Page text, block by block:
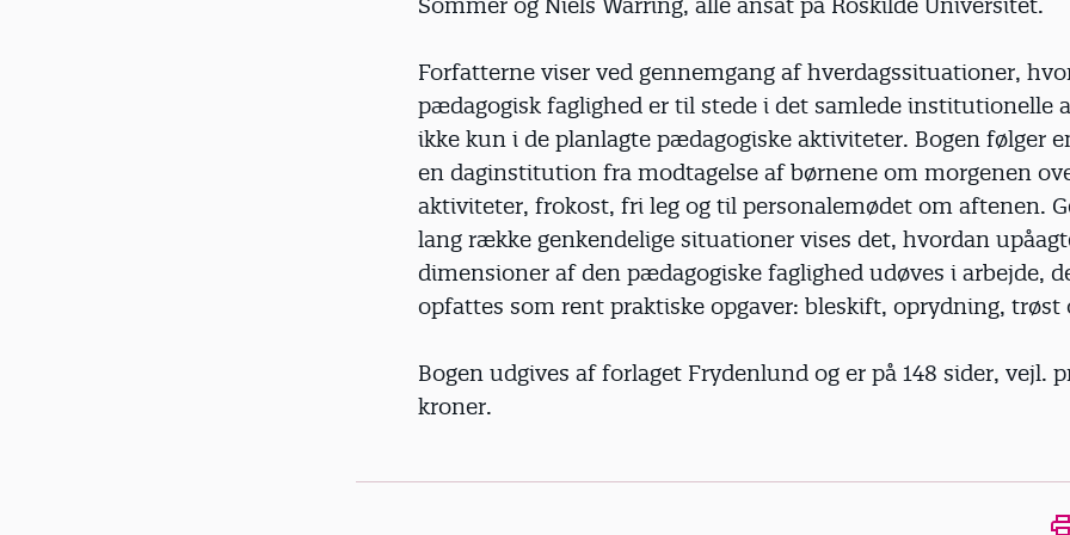
Forfatterne viser ved gennemgang af hverdagssituationer,
pædagogisk faglighed er til stede i det samlede institutionelle
ikke kun i de planlagte pædagogiske aktiviteter. Bogen følger
en daginstitution fra modtagelse af børnene om morgenen
aktiviteter, frokost, fri leg og til personalemødet om aftenen.
lang række genkendelige situationer vises det, hvordan
dimensioner af den pædagogiske faglighed udøves i arbejde,
opfattes som rent praktiske opgaver: bleskift, oprydning, trøst
Bogen udgives af forlaget Frydenlund og er på 148 sider, vejl.
kroner.